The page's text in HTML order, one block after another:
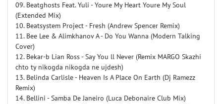
09. Beatghosts Feat. Yuli - Youre My Heart Youre My Soul
(Extended Mix)
10. Beatsystem Project - Fresh (Andrew Spencer Remix)
11. Bee Lee & Alimkhanov A - Do You Wanna (Modern Talking
Cover)
12. Bekar-b Lian Ross - Say You ll Never (Remix MARGO Skazhi
chto ty nikogda nikogda ne ujdesh)
13. Belinda Carlisle - Heaven Is A Place On Earth (Dj Ramezz
Remix)
14. Bellini - Samba De Janeiro (Luca Debonaire Club Mix)